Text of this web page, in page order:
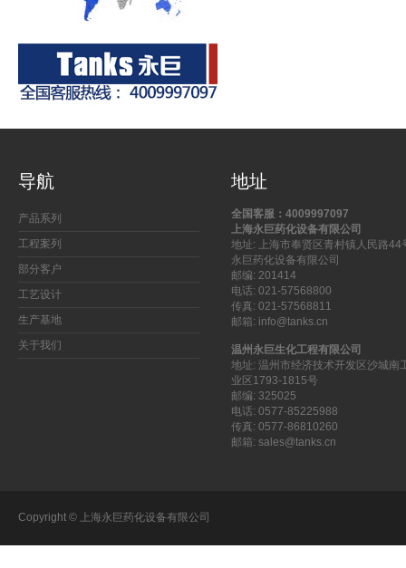
导航
产品系列
工程案列
部分客户
工艺设计
生产基地
关于我们
地址
全国客服：4009997097
上海永巨药化设备有限公司
地址: 上海市奉贤区青村镇人民路44
永巨药化设备有限公司
邮编: 201414
电话: 021-57568800
传真: 021-57568811
邮箱: info@tanks.cn
温州永巨生化工程有限公司
地址: 温州市经济技术开发区沙城南
业区1793-1815号
邮编: 325025
电话: 0577-85225988
传真: 0577-86810260
邮箱: sales@tanks.cn
Copyright © 上海永巨药化设备有限公司